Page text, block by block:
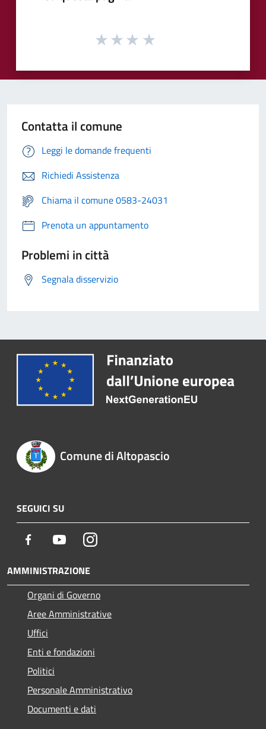
Contatta il comune
Leggi le domande frequenti
Richiedi Assistenza
Chiama il comune 0583-24031
Prenota un appuntamento
Problemi in città
Segnala disservizio
Comune di Altopascio
SEGUICI SU
Facebook YoutubeInstagram
AMMINISTRAZIONE
Organi di Governo
Aree Amministrative
Uffici
Enti e fondazioni
Politici
Personale Amministrativo
Documenti e dati